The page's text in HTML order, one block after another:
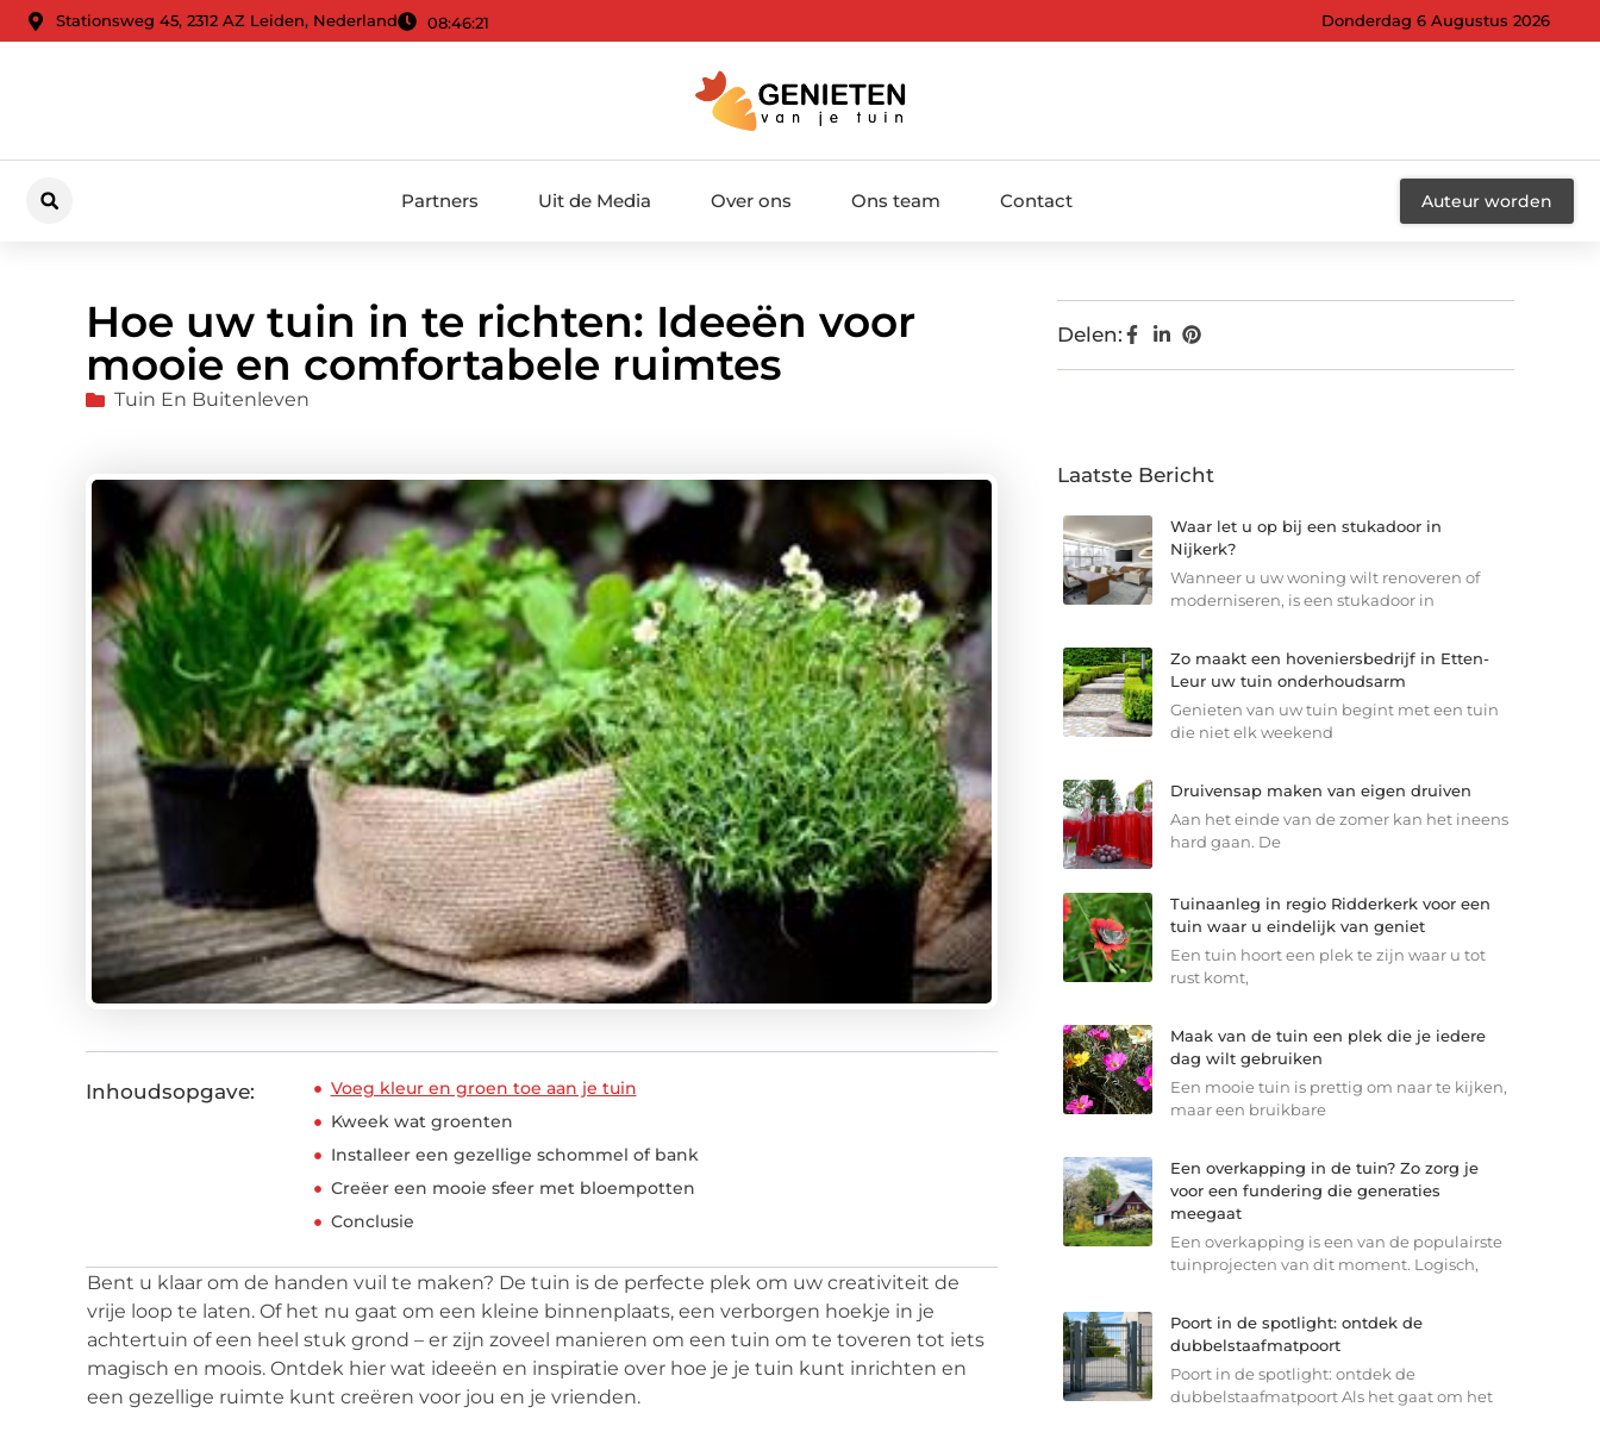
Stationsweg 45, 2312 AZ Leiden, Nederland 08:46:23 Donderdag 6 Augustus 2026
Partners Uit de Media Over ons Ons team Contact Auteur worden
Hoe uw tuin in te richten: Ideeën voor
mooie en comfortabele ruimtes
Tuin En Buitenleven
Inhoudsopgave:
Voeg kleur en groen toe aan je tuin
Kweek wat groenten
Installeer een gezellige schommel of bank
Creëer een mooie sfeer met bloempotten
Conclusie
Bent u klaar om de handen vuil te maken? De tuin is de perfecte plek om uw creativiteit de
vrije loop te laten. Of het nu gaat om een kleine binnenplaats, een verborgen hoekje in je
achtertuin of een heel stuk grond – er zijn zoveel manieren om een tuin om te toveren tot iets
magisch en moois. Ontdek hier wat ideeën en inspiratie over hoe je je tuin kunt inrichten en
een gezellige ruimte kunt creëren voor jou en je vrienden.
Delen:
Laatste Bericht
Waar let u op bij een stukadoor in
Nijkerk?
Wanneer u uw woning wilt renoveren of
moderniseren, is een stukadoor in
Zo maakt een hoveniersbedrijf in Etten-
Leur uw tuin onderhoudsarm
Genieten van uw tuin begint met een tuin
die niet elk weekend
Druivensap maken van eigen druiven
Aan het einde van de zomer kan het ineens
hard gaan. De
Tuinaanleg in regio Ridderkerk voor een
tuin waar u eindelijk van geniet
Een tuin hoort een plek te zijn waar u tot
rust komt,
Maak van de tuin een plek die je iedere
dag wilt gebruiken
Een mooie tuin is prettig om naar te kijken,
maar een bruikbare
Een overkapping in de tuin? Zo zorg je
voor een fundering die generaties
meegaat
Een overkapping is een van de populairste
tuinprojecten van dit moment. Logisch,
Poort in de spotlight: ontdek de
dubbelstaafmatpoort
Poort in de spotlight: ontdek de
dubbelstaafmatpoort Als het gaat om het